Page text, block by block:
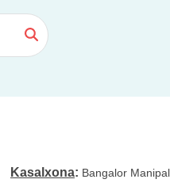
Kasalxona: Bangalor